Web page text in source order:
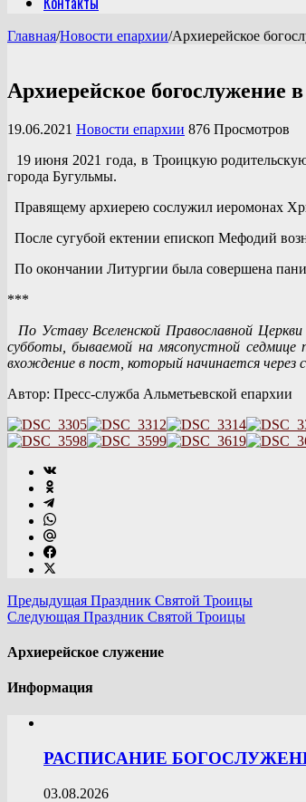
Главная/Новости епархии/Архиерейское
Архиерейское богослужение
19.06.2021 Новости епархии 876 Просмотров
19 июня 2021 года, в Троицкую
города Бугульмы.
Правящему архиерею сослужил иеромонах
После сугубой ектении епископ Мефодий
По окончании Литургии была совершена
***
По Уставу Вселенской Православной
субботы, бываемой на мясопустной
вхождение в пост, который начинается через
Автор: Пресс-служба Альметьевской епархии
Предыдущая Праздник Святой Троицы
Следующая Праздник Святой Троицы
Архиерейское служение
Информация
РАСПИСАНИЕ
03.08.2026